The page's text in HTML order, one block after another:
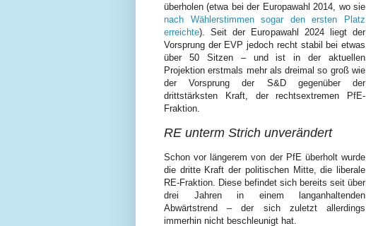
überholen (etwa bei der Europawahl 2014, wo sie
nach Wählerstimmen sogar den ersten Platz
erreichte). Seit der Europawahl 2024 liegt der
Vorsprung der EVP jedoch recht stabil bei etwas
über 50 Sitzen – und ist in der aktuellen
Projektion erstmals mehr als dreimal so groß wie
der Vorsprung der S&D gegenüber der
drittstärksten Kraft, der rechtsextremen PfE-
Fraktion.
RE unterm Strich unverändert
Schon vor längerem von der PfE überholt wurde
die dritte Kraft der politischen Mitte, die liberale
RE-Fraktion. Diese befindet sich bereits seit über
drei Jahren in einem langanhaltenden
Abwärtstrend – der sich zuletzt allerdings
immerhin nicht beschleunigt hat.